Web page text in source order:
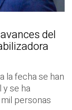
del
la fecha se han
se ha
personas